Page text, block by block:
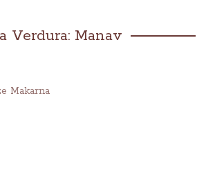
Verdura: Manav
Makarna